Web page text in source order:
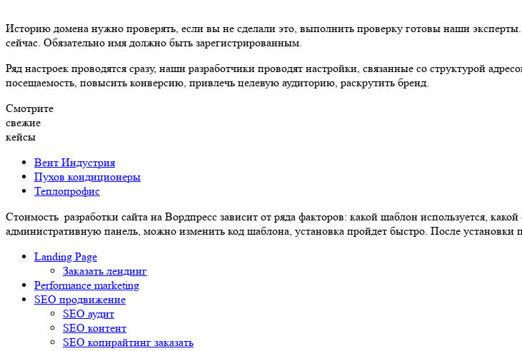
Историю домена нужно проверять, если вы не сделали это, выполнить проверку готовы наши
сейчас. Обязательно имя должно быть зарегистрированным.
Ряд настроек проводятся сразу, наши разработчики проводят настройки, связанные со структурой
посещаемость, повысить конверсию, привлечь целевую аудиторию, раскрутить бренд.
Смотрите
свежие
кейсы
Вент Индустрия
Пухов кондиционеры
Теплопрофис
Стоимость разработки сайта на Вордпресс зависит от ряда факторов: какой шаблон используется,
административную панель, можно изменить код шаблона, установка пройдет быстро. После установки
Landing Page
Заказать лендинг
Performance marketing
SEO продвижение
SEO аудит
SEO контент
SEO копирайтинг заказать